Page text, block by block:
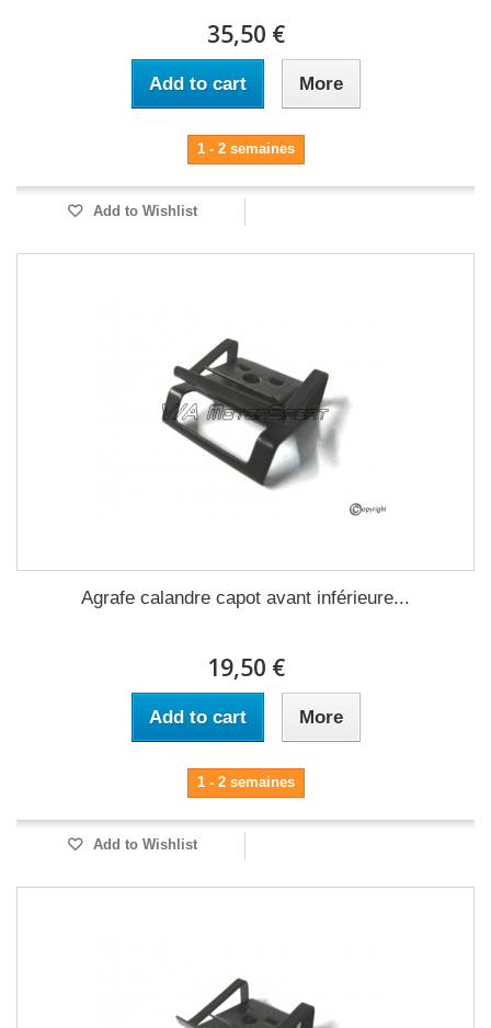
35,50 €
Add to cart More
1 - 2 semaines
Add to Wishlist
Agrafe calandre capot avant inférieure...
19,50 €
Add to cart More
1 - 2 semaines
Add to Wishlist